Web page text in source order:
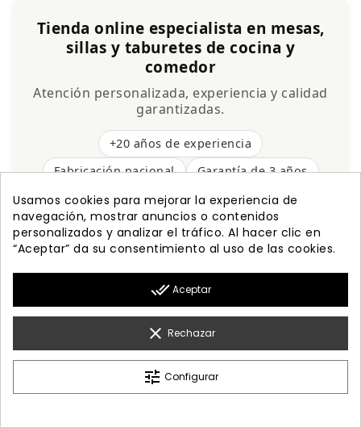
Tienda online especialista en mesas,
sillas y taburetes de cocina y
comedor
Atención personalizada, experiencia y calidad
garantizadas.
+20 años de experiencia
Fabricación nacional
Garantía de 3 años
Envío gratis
PRODUCTOS 

INFORMACIÓN 
© 2026 - Diseño Web By Optimiza
Usamos cookies para mejorar la experiencia de
navegación, mostrar anuncios o contenidos
personalizados y analizar el tráfico. Al hacer clic en
“Aceptar” da su consentimiento al uso de las cookies.
done_all Aceptar
clear Rechazar
tune Configurar